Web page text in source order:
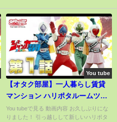
You tube
【オタク部屋】一人暮らし賃貸
マンション ハリポタルームツア
ー【賃貸DIY】
You tubeで見る 動画内容 お久しぶりにな
りました！ 引っ越しして新しいハリポタ